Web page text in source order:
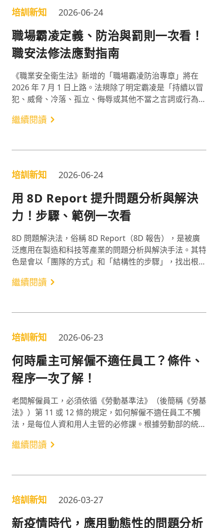
培訓新知 2026-06-24
職場霸凌定義、防治與罰則一次看！
職安法修法應對指南
《職業安全衛生法》新增的「職場霸凌防治專章」將在
2026 年 7 月 1 日上路。法規除了明定霸凌是「持續以冒
犯、威脅、冷落、孤立、侮辱或其他不當之言詞或行為，
防治規則與受害者的外部救濟機制。因此以下介紹 2026
繼續閱讀
培訓新知 2026-06-24
用 8D Report 提升問題分析與解決
力！步驟、範例一次看
8D 問題解決法，俗稱 8D Report（8D 報告），是被廣
泛應用在製造和科技等產業的問題分析與解決手法。其特
色是會以「團隊的方式」和「結構性的步驟」，找出根本
2024 年最必備的軟實力之一¹，8D 問題解決法對各產業
繼續閱讀
培訓新知 2026-06-23
何時雇主可解僱不適任員工？條件、
程序一次了解！
老闆解僱員工，必須依循《勞動基準法》（後簡稱《勞基
法》）第 11 或 12 條的規定，如何解僱不適任員工不觸
法，是每位人資和用人主管的必修課。根據勞動部的統
涵蓋雇主解僱案例的「契約爭議」也位居第三¹，凸顯公
工吧！
繼續閱讀
培訓新知 2026-03-27
新疫情時代，應用動態性的問題分析